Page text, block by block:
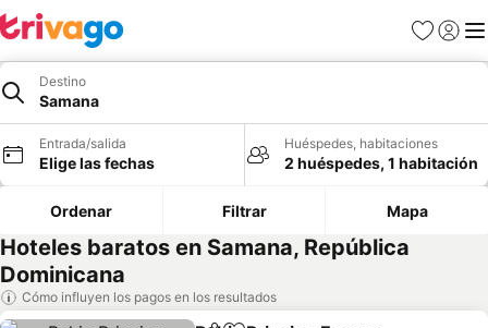
Favoritos
Iniciar
Destino
Samana
Entrada/salida
Elige las fechas
Huéspedes, habitaciones
2 huéspedes, 1 habitación
Ordenar Filtrar Mapa
Hoteles baratos en Samana, República
Dominicana
Cómo influyen los pagos en los resultados